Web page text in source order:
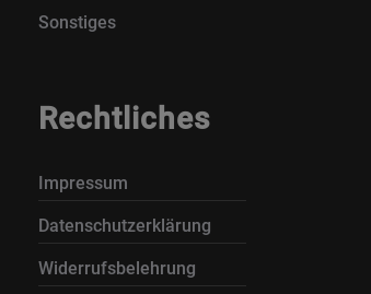
Sonstiges
Rechtliches
Impressum
Datenschutzerklärung
Widerrufsbelehrung